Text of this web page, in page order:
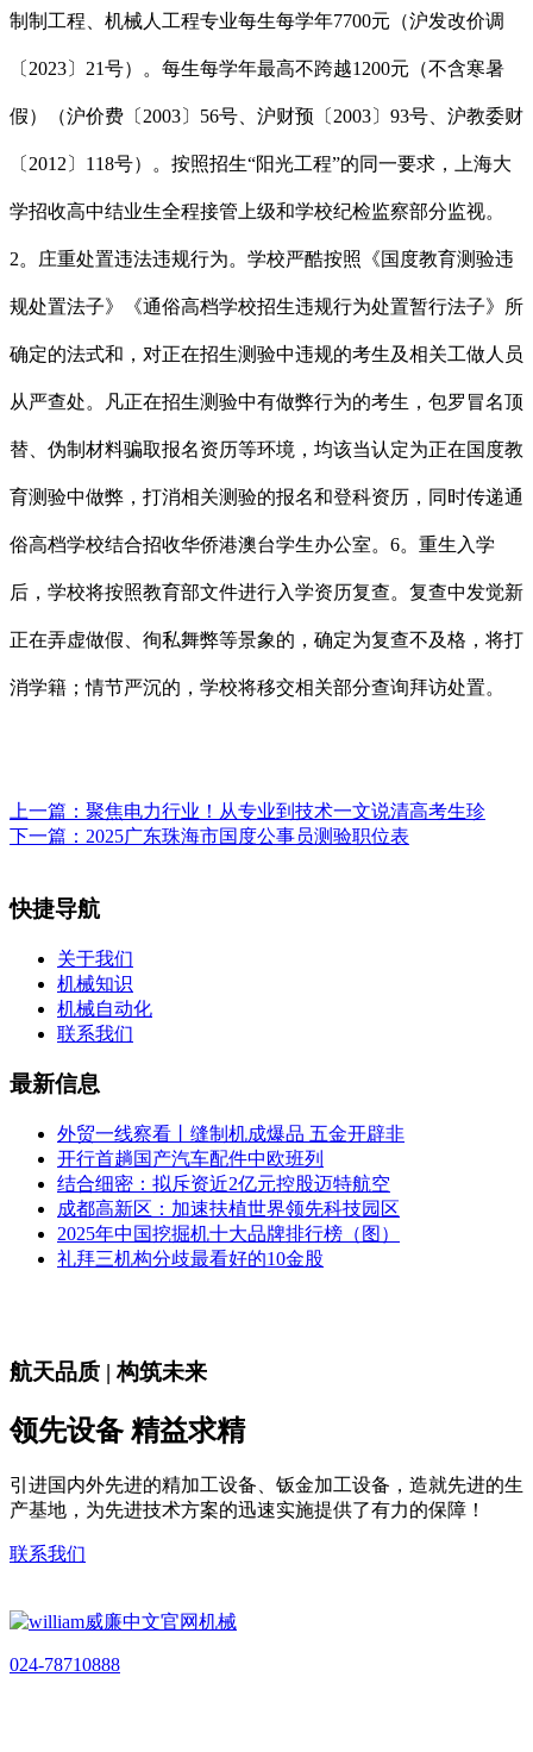
制制工程、机械人工程专业每生每学年7700元（沪发改价调
〔2023〕21号）。每生每学年最高不跨越1200元（不含寒暑
假）（沪价费〔2003〕56号、沪财预〔2003〕93号、沪教委财
〔2012〕118号）。按照招生“阳光工程”的同一要求，上海大
学招收高中结业生全程接管上级和学校纪检监察部分监视。
2。庄重处置违法违规行为。学校严酷按照《国度教育测验违
规处置法子》《通俗高档学校招生违规行为处置暂行法子》所
确定的法式和，对正在招生测验中违规的考生及相关工做人员
从严查处。凡正在招生测验中有做弊行为的考生，包罗冒名顶
替、伪制材料骗取报名资历等环境，均该当认定为正在国度教
育测验中做弊，打消相关测验的报名和登科资历，同时传递通
俗高档学校结合招收华侨港澳台学生办公室。6。重生入学
后，学校将按照教育部文件进行入学资历复查。复查中发觉新
正在弄虚做假、徇私舞弊等景象的，确定为复查不及格，将打
消学籍；情节严沉的，学校将移交相关部分查询拜访处置。
上一篇： 聚焦电力行业！从专业到技术一文说清高考生珍
下一篇： 2025广东珠海市国度公事员测验职位表
快捷导航
关于我们
机械知识
机械自动化
联系我们
最新信息
外贸一线察看丨缝制机成爆品 五金开辟非
开行首趟国产汽车配件中欧班列
结合细密：拟斥资近2亿元控股迈特航空
成都高新区：加速扶植世界领先科技园区
2025年中国挖掘机十大品牌排行榜（图）
礼拜三机构分歧最看好的10金股
航天品质 | 构筑未来
领先设备 精益求精
引进国内外先进的精加工设备、钣金加工设备，造就先进的生
产基地，为先进技术方案的迅速实施提供了有力的保障！
联系我们
024-78710888